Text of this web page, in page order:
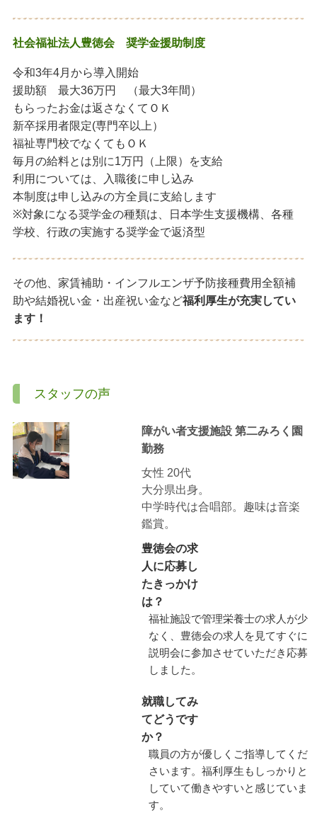
社会福祉法人豊徳会 奨学金援助制度
令和3年4月から導入開始
援助額 最大36万円 （最大3年間）
もらったお金は返さなくてＯＫ
新卒採用者限定(専門卒以上）
福祉専門校でなくてもＯＫ
毎月の給料とは別に1万円（上限）を支給
利用については、入職後に申し込み
本制度は申し込みの方全員に支給します
※対象になる奨学金の種類は、日本学生支援機構、各種
学校、行政の実施する奨学金で返済型
その他、家賃補助・インフルエンザ予防接種費用全額補
助や結婚祝い金・出産祝い金など福利厚生が充実してい
ます！
スタッフの声
障がい者支援施設 第二みろく園
勤務
女性 20代
大分県出身。
中学時代は合唱部。趣味は音楽
鑑賞。
豊徳会の求
人に応募し
たきっかけ
は？
福祉施設で管理栄養士の求人が少
なく、豊徳会の求人を見てすぐに
説明会に参加させていただき応募
しました。
就職してみ
てどうです
か？
職員の方が優しくご指導してくだ
さいます。福利厚生もしっかりと
していて働きやすいと感じていま
す。